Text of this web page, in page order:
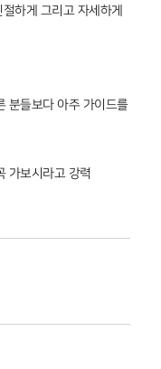
하게 그리고 자세하게
분들보다 아주 가이드를
가보시라고 강력